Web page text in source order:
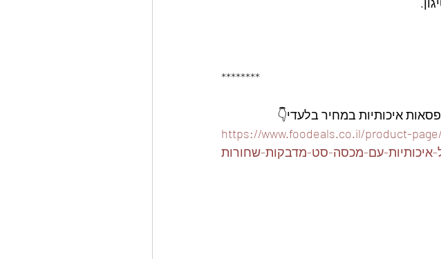
********
https://www.foodeals.co.il/product-page/מארז-15-קופסאות-פלסטיק-310-
איכותיות-עם-מכסה-סט-מדבקות-שחורות